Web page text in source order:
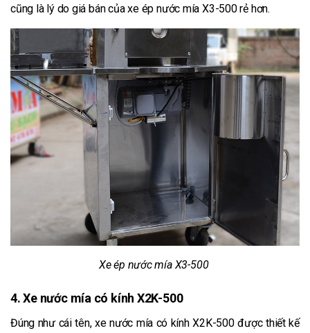
cũng là lý do giá bán của xe ép nước mía X3-500 rẻ hơn.
Xe ép nước mía X3-500
4. Xe nước mía có kính X2K-500
Đúng như cái tên, xe nước mía có kính X2K-500 được thiết kế